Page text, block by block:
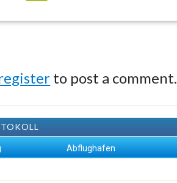
to post a comment.
Abflughafen